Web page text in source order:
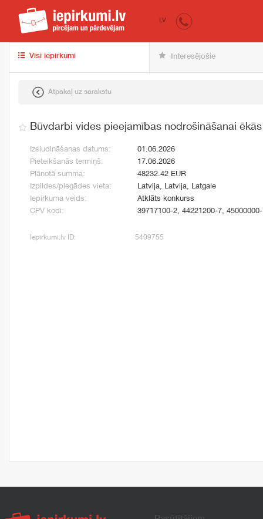
iepirkumi.lv
LV
Visi iepirkumi Interesējošie
Atpakaļ uz sarakstu
Būvdarbi vides pieejamības nodrošināšanai ēkās
Izsludināšanas datums:
01.06.2026
Pieteikšanās termiņš:
17.06.2026
Plānotā summa:
48232.42 EUR
Izpildes/piegādes vieta:
Latvija, Latvija, Latgale
Iepirkuma veids:
Atklāts konkurss
CPV kodi:
39717100-2, 44221200-7,
Iepirkumi.lv ID: 5409755